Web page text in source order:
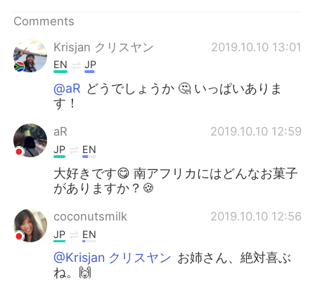
Indonesia
Türkçe Tiếng Việt
Português
Comments
Krisjan クリスヤン
2019.10.10 13:01
EN JP
@aR どうでしょうか 🤔 いっぱいありま
す！
aR 2019.10.10 12:59
JP EN
大好きです😋 南アフリカにはどんなお菓子
がありますか？🍪
coconutsmilk 2019.10.10 12:56
JP EN
@Krisjan クリスヤン お姉さん、絶対喜ぶ
ね。🙌